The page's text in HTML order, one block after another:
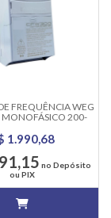
FREQUÊNCIA WEG
MONOFÁSICO 200-
1.990,68
no Depósito
ou PIX